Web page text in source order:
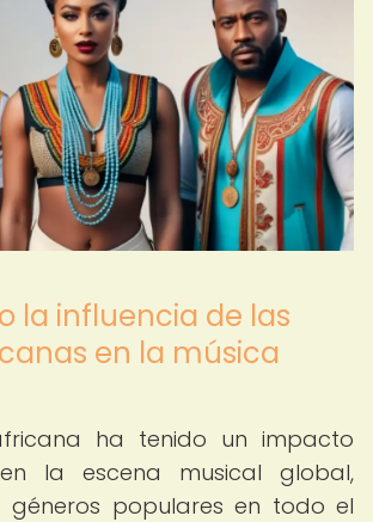
la influencia de las
en la música
ha tenido un impacto
la escena musical global,
géneros populares en todo el